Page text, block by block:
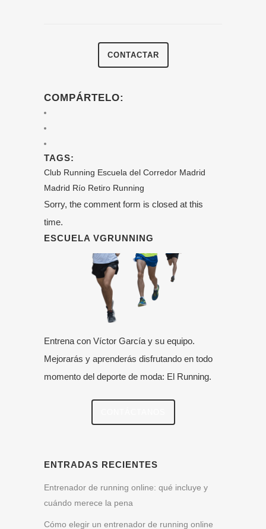
CONTACTAR
COMPÁRTELO:
TAGS:
Club Running Escuela del Corredor Madrid
Madrid Río Retiro Running
Sorry, the comment form is closed at this
time.
ESCUELA VGRUNNING
Entrena con Víctor García y su equipo.
Mejorarás y aprenderás disfrutando en todo
momento del deporte de moda: El Running.
ENTRADAS RECIENTES
Entrenador de running online: qué incluye y
cuándo merece la pena
Cómo elegir un entrenador de running online